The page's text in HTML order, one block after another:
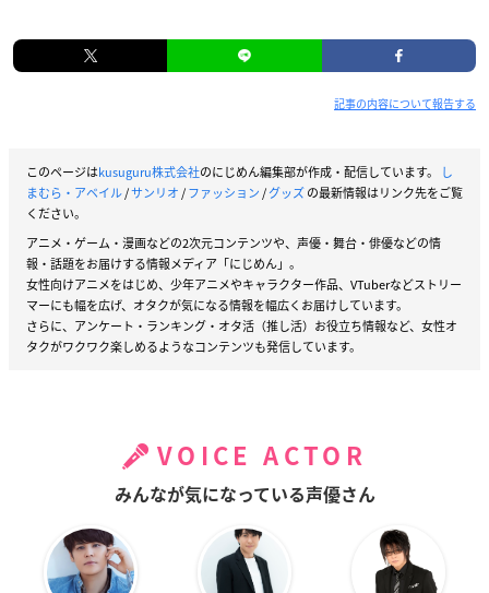
記事の内容について報告する
このページはkusuguru株式会社のにじめん編集部が作成・配信しています。
し
まむら・アベイル/サンリオ/ファッション/グッズの最新情報はリンク先をご覧
ください。
アニメ・ゲーム・漫画などの2次元コンテンツや、声優・舞台・俳優などの情
報・話題をお届けする情報メディア「にじめん」。
女性向けアニメをはじめ、少年アニメやキャラクター作品、VTuberなどストリー
マーにも幅を広げ、オタクが気になる情報を幅広くお届けしています。
さらに、アンケート・ランキング・オタ活（推し活）お役立ち情報など、女性オ
タクがワクワク楽しめるようなコンテンツも発信しています。
VOICE ACTOR
みんなが気になっている声優さん